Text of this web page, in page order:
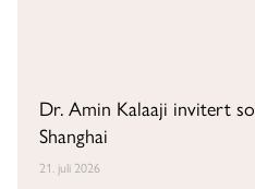
Dr. Amin Kalaaji invitert
Shanghai
21. juli 2026